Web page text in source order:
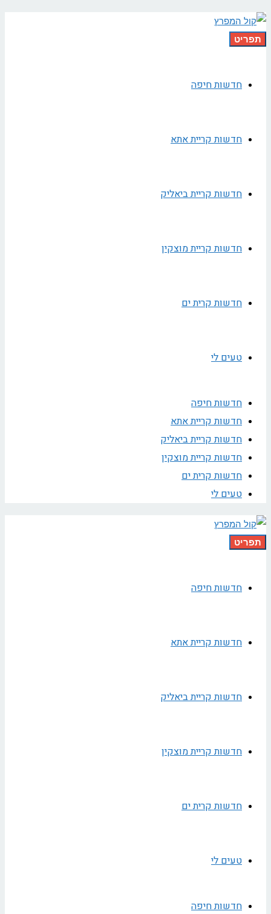
תפריט
חדשות חיפה
חדשות קריית אתא
חדשות קריית ביאליק
חדשות קריית מוצקין
חדשות קרית ים
טעים לי
חדשות חיפה
חדשות קריית אתא
חדשות קריית ביאליק
חדשות קריית מוצקין
חדשות קרית ים
טעים לי
תפריט
חדשות חיפה
חדשות קריית אתא
חדשות קריית ביאליק
חדשות קריית מוצקין
חדשות קרית ים
טעים לי
חדשות חיפה